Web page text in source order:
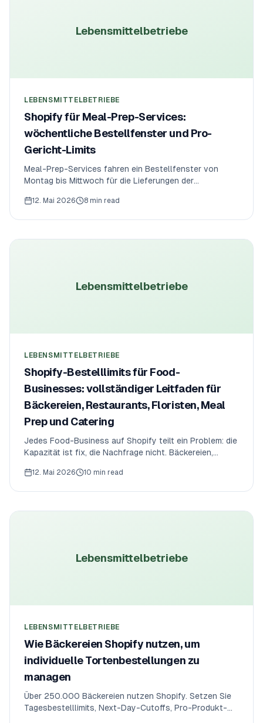
Lebensmittelbetriebe
LEBENSMITTELBETRIEBE
Shopify für Meal-Prep-Services:
wöchentliche Bestellfenster und Pro-
Gericht-Limits
Meal-Prep-Services fahren ein Bestellfenster von
Montag bis Mittwoch für die Lieferungen der
Gericht-Sub-Caps. Hier ist der Regel-Stack, der das
12. Mai 2026 8 min read
Lebensmittelbetriebe
LEBENSMITTELBETRIEBE
Shopify-Bestelllimits für Food-
Businesses: vollständiger Leitfaden für
Bäckereien, Restaurants, Floristen, Meal
Prep und Catering
Jedes Food-Business auf Shopify teilt ein Problem: die
Kapazität ist fix, die Nachfrage nicht. Bäckereien,
Caterer brauchen denselben 6-Regel-Stack — Tages-
12. Mai 2026 10 min read
Lebensmittelbetriebe
LEBENSMITTELBETRIEBE
Wie Bäckereien Shopify nutzen, um
individuelle Tortenbestellungen zu
managen
Über 250.000 Bäckereien nutzen Shopify. Setzen Sie
Tagesbestelllimits, Next-Day-Cutoffs, Pro-Produkt-